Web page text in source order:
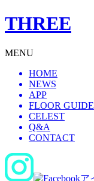
THREE
MENU
HOME
NEWS
APP
FLOOR GUIDE
CELEST
Q&A
CONTACT